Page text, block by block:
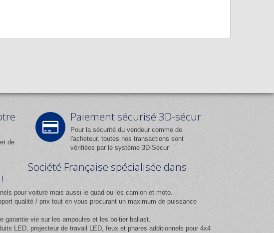
de
Paiement sécurisé 3D-sécur
Pour la sécurité du vendeur comme de
l'acheteur, toutes nos transactions sont
vérifiées par le système 3D-Secur
Société Française spécialisée dans
pour voiture mais aussi le quad ou les camion et moto.
qualité / prix tout en vous procurant un maximum de puissance
garantie vie sur les ampoules et les boitier ballast.
LED, projecteur de travail LED, feux et phares additionnels pour 4x4